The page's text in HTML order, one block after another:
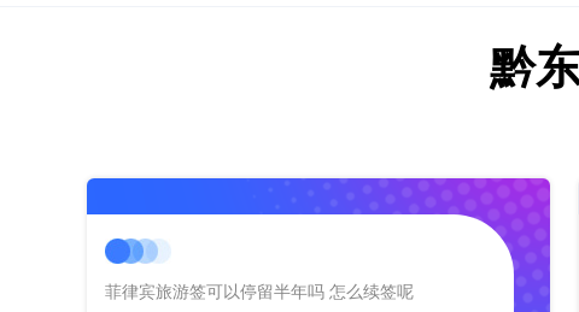
黔
菲律宾旅游签可以停留半年吗 怎么续签呢